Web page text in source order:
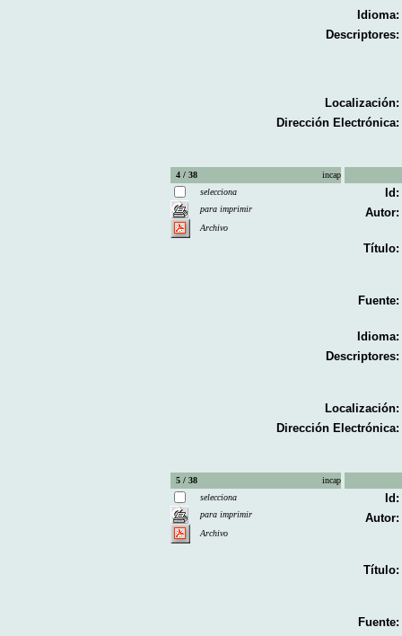
Idioma:
Descriptores:
Localización:
Dirección Electrónica:
4 / 38
incap
selecciona
para imprimir
Archivo
Id:
Autor:
Título:
Fuente:
Idioma:
Descriptores:
Localización:
Dirección Electrónica:
5 / 38
incap
selecciona
para imprimir
Archivo
Id:
Autor:
Título:
Fuente: